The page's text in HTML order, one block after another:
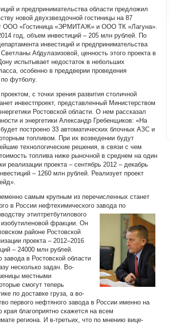
и предпринимательства области предложил
новой двухзвездочной гостиницы на 87
ООО «Гостиница «ЭРМИТАЖ» и ООО ТК «Лагуна».
год, объем инвестиций – 205 млн рублей. По
инвестиций и предпринимательства
Абдулазизовой, ценность этого проекта в
испытывает недостаток в небольших
особенно в преддверии проведения
футболу.
с точки зрения развития столичной
инвестпроект, представленный Министерством
Ростовской области. О нем рассказал
и энергетики Александр Гребенщиков: «На
построено 33 автоматических блочных АЗС и
топливом. При их возведении будут
технологические решения, в связи с чем
топлива ниже рыночной в среднем на один
реализации проекта – сентябрь 2012 – декабрь
– 1260 млн рублей. Реализует проект
самым крупным из перечисленных станет
в России нефтехимического завода по
этилтретбутилового
фракции. Он
районе Ростовской
проекта – 2012–2016
– 24000 млн рублей.
завода в Ростовской области
несколько задач. Во-
местными
смогут теперь
по доставке груза, а во-
первого нефтяного завода в России именно на
края благоприятно скажется на всем
региона. И в-третьих, что по мнению вице-